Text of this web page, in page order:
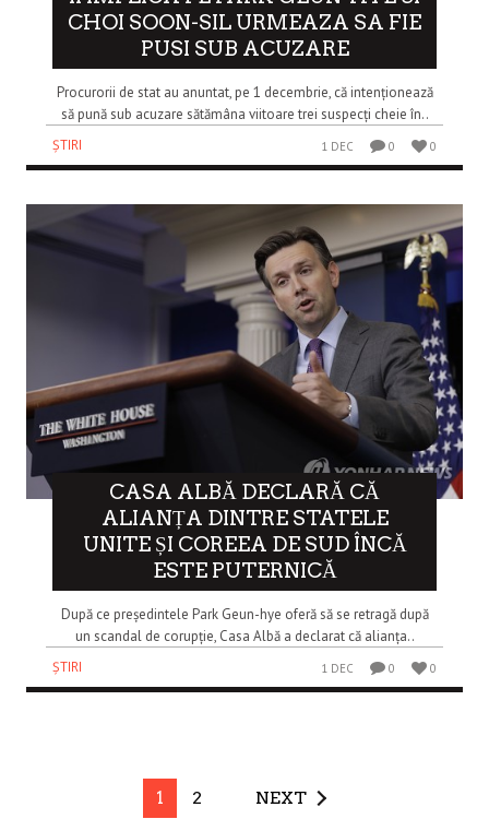
CHOI SOON-SIL URMEAZA SA FIE
PUSI SUB ACUZARE
Procurorii de stat au anuntat, pe 1 decembrie, că intenționează
să pună sub acuzare sătămâna viitoare trei suspecți cheie în..
ȘTIRI
1 DEC 0 0
CASA ALBĂ DECLARĂ CĂ
ALIANȚA DINTRE STATELE
UNITE ȘI COREEA DE SUD ÎNCĂ
ESTE PUTERNICĂ
După ce președintele Park Geun-hye oferă să se retragă după
un scandal de corupție, Casa Albă a declarat că alianța..
ȘTIRI
1 DEC 0 0
1 2 NEXT